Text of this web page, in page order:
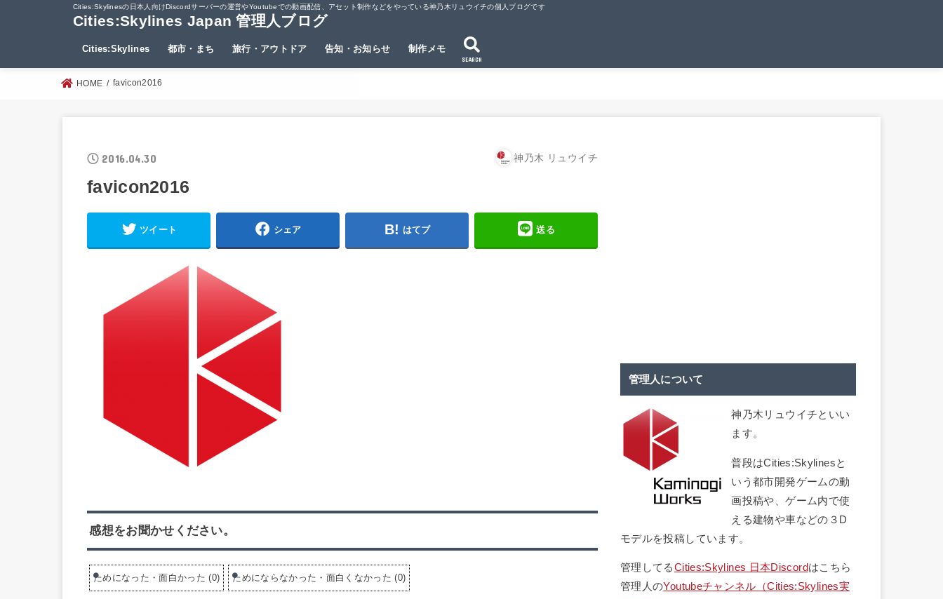
Cities:Skylinesの日本人向けDiscordサーバーの運営やYoutubeでの動画配信、アセット制作などをやっている神乃木リュウイチの個人ブログです
Cities:Skylines Japan 管理人ブログ
Cities:Skylines 都市・まち 旅行・アウトドア 告知・お知らせ 制作メモ
SEARCH
HOME favicon2016
2016.04.30 神乃木 リュウイチ
favicon2016
ツイート シェア はてブ 送る
感想をお聞かせください。
ためになった・面白かった (0) ためにならなかった・面白くなかった (0)
管理人について
神乃木リュウイチといい
ます。
普段はCities:Skylinesと
いう都市開発ゲームの動
画投稿や、ゲーム内で使
える建物や車などの３D
モデルを投稿しています。
管理してるCities:Skylines 日本Discordはこちら
管理人のYoutubeチャンネル（Cities:Skylines実